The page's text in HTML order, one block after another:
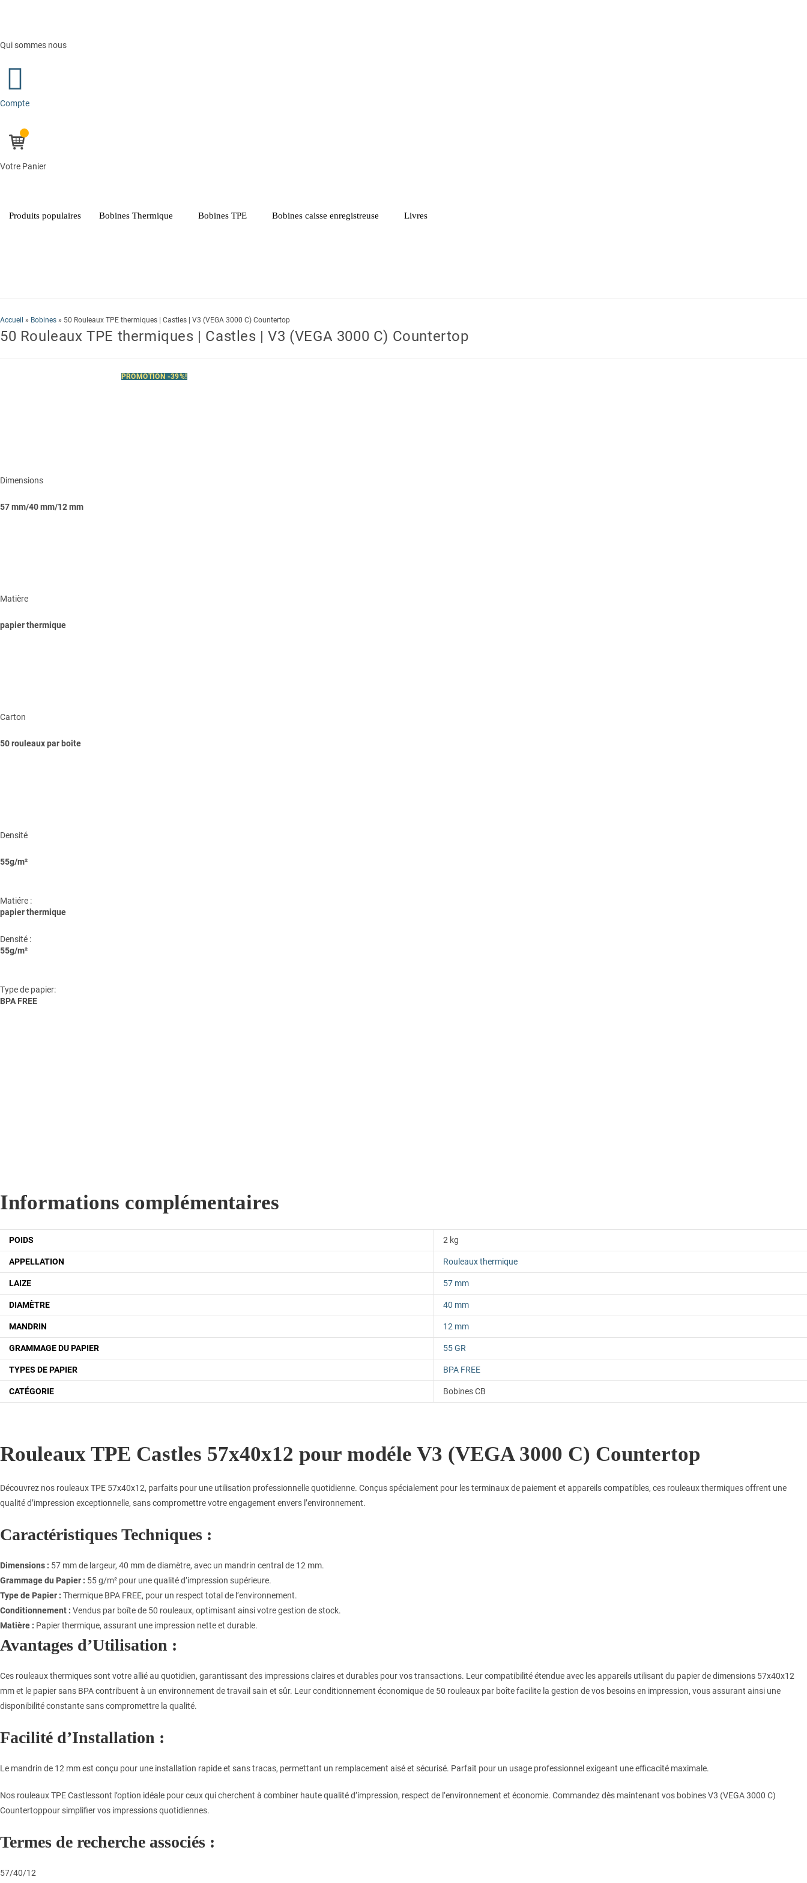
Qui sommes nous
Compte
Votre Panier
Produits populaires Bobines Thermique Bobines TPE Bobines caisse enregistreuse Livres
Accueil » Bobines » 50 Rouleaux TPE thermiques | Castles | V3 (VEGA 3000 C) Countertop
50 Rouleaux TPE thermiques | Castles | V3 (VEGA 3000 C) Countertop
PROMOTION -39%!
Dimensions
57 mm/40 mm/12 mm
Matière
papier thermique
Carton
50 rouleaux par boite
Densité
55g/m²
Matiére :
papier thermique
Densité :
55g/m²
Type de papier:
BPA FREE
Informations complémentaires
POIDS 2 kg
APPELLATION Rouleaux thermique
LAIZE 57 mm
DIAMÈTRE 40 mm
MANDRIN 12 mm
GRAMMAGE DU PAPIER 55 GR
TYPES DE PAPIER BPA FREE
CATÉGORIE Bobines CB
Rouleaux TPE Castles 57x40x12 pour modéle V3 (VEGA 3000 C) Countertop
Découvrez nos rouleaux TPE 57x40x12, parfaits pour une utilisation professionnelle quotidienne. Conçus spécialement pour les terminaux de paiement et appareils compatibles, ces rouleaux thermiques offrent une
qualité d’impression exceptionnelle, sans compromettre votre engagement envers l’environnement.
Caractéristiques Techniques :
Dimensions : 57 mm de largeur, 40 mm de diamètre, avec un mandrin central de 12 mm.
Grammage du Papier : 55 g/m² pour une qualité d’impression supérieure.
Type de Papier : Thermique BPA FREE, pour un respect total de l’environnement.
Conditionnement : Vendus par boîte de 50 rouleaux, optimisant ainsi votre gestion de stock.
Matière : Papier thermique, assurant une impression nette et durable.
Avantages d’Utilisation :
Ces rouleaux thermiques sont votre allié au quotidien, garantissant des impressions claires et durables pour vos transactions. Leur compatibilité étendue avec les appareils utilisant du papier de dimensions 57x40x12
mm et le papier sans BPA contribuent à un environnement de travail sain et sûr. Leur conditionnement économique de 50 rouleaux par boîte facilite la gestion de vos besoins en impression, vous assurant ainsi une
disponibilité constante sans compromettre la qualité.
Facilité d’Installation :
Le mandrin de 12 mm est conçu pour une installation rapide et sans tracas, permettant un remplacement aisé et sécurisé. Parfait pour un usage professionnel exigeant une efficacité maximale.
Nos rouleaux TPE Castlessont l’option idéale pour ceux qui cherchent à combiner haute qualité d’impression, respect de l’environnement et économie. Commandez dès maintenant vos bobines V3 (VEGA 3000 C)
Countertoppour simplifier vos impressions quotidiennes.
Termes de recherche associés :
57/40/12